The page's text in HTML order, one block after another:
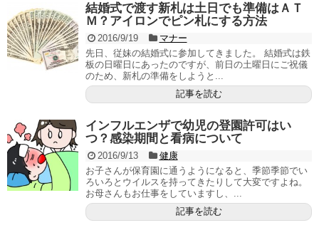
結婚式で渡す新札は土日でも準備はＡＴ
Ｍ？アイロンでピン札にする方法
2016/9/19
マナー
先日、従妹の結婚式に参加してきました。 結婚式は鉄
板の日曜日にあったのですが、前日の土曜日にご祝儀
のため、新札の準備をしようと...
記事を読む
インフルエンザで幼児の登園許可はい
つ？感染期間と看病について
2016/9/13
健康
お子さんが保育園に通うようになると、季節季節でい
ろいろとウイルスを持ってきたりして大変ですよね。
お母さんもお仕事をしていますし、...
記事を読む